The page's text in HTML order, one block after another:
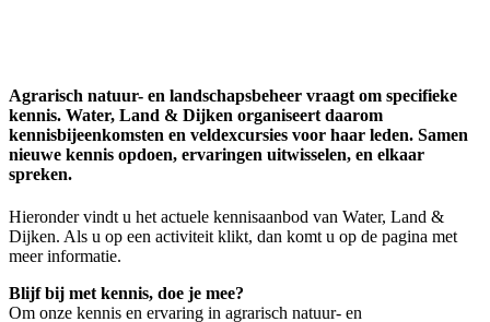
Agrarisch natuur- en landschapsbeheer vraagt om specifieke
kennis. Water, Land & Dijken organiseert daarom
kennisbijeenkomsten en veldexcursies voor haar leden. Samen
nieuwe kennis opdoen, ervaringen uitwisselen, en elkaar
spreken.
Hieronder vindt u het actuele kennisaanbod van Water, Land &
Dijken. Als u op een activiteit klikt, dan komt u op de pagina met
meer informatie.
Blijf bij met kennis, doe je mee?
Om onze kennis en ervaring in agrarisch natuur- en